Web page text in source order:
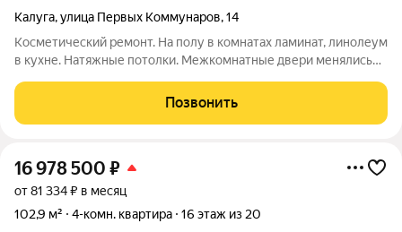
Калуга,улица Первых Коммунаров,14
Косметический ремонт. На полу в комнатах ламинат, линолеум
в кухне. Натяжные потолки. Межкомнатные двери менялись
и туалете отделка плиткой. Сантехника и коммуникации в
отличном состоянии.
Позвонить
16 978 500 ₽
от 81 334 ₽ в месяц
102,9 м²
4-комн. квартира 16 этаж из 20